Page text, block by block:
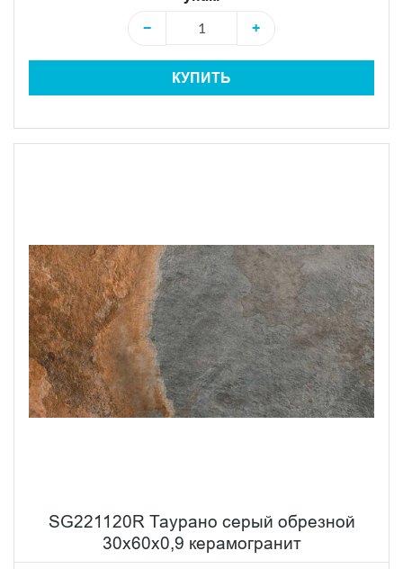
−
+
КУПИТЬ
SG221120R Таурано серый обрезной
30x60x0,9 керамогранит